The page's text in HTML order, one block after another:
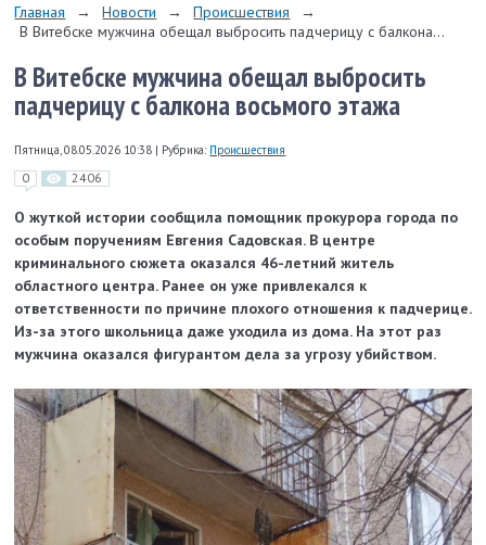
Главная → Новости → Происшествия
→
В Витебске мужчина обещал выбросить падчерицу с балкона...
В Витебске мужчина обещал выбросить
падчерицу с балкона восьмого этажа
Пятница, 08.05.2026 10:38 | Рубрика: Происшествия
0 2406
О жуткой истории сообщила помощник прокурора города по
особым поручениям Евгения Садовская. В центре
криминального сюжета оказался 46-летний житель
областного центра. Ранее он уже привлекался к
ответственности по причине плохого отношения к падчерице.
Из-за этого школьница даже уходила из дома. На этот раз
мужчина оказался фигурантом дела за угрозу убийством.